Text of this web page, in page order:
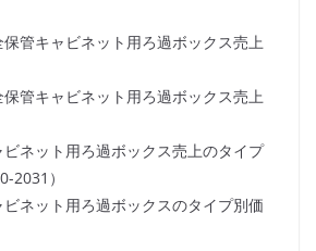
管キャビネット用ろ過ボックス売上
管キャビネット用ろ過ボックス売上
ネット用ろ過ボックス売上のタイプ
2031）
ネット用ろ過ボックスのタイプ別価